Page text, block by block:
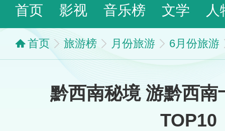
首页 影视 音乐榜 文学 人
首页 旅游榜 月份旅游 6月份旅游
黔西南秘境 游黔西南
TOP10